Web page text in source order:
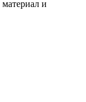
и